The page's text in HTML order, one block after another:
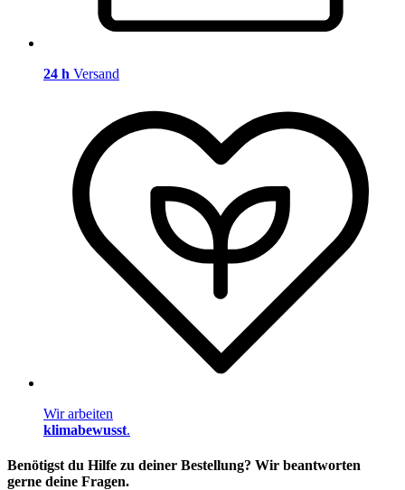
24 h Versand
Wir arbeiten
klimabewusst.
Benötigst du Hilfe zu deiner Bestellung? Wir beantworten
gerne deine Fragen.